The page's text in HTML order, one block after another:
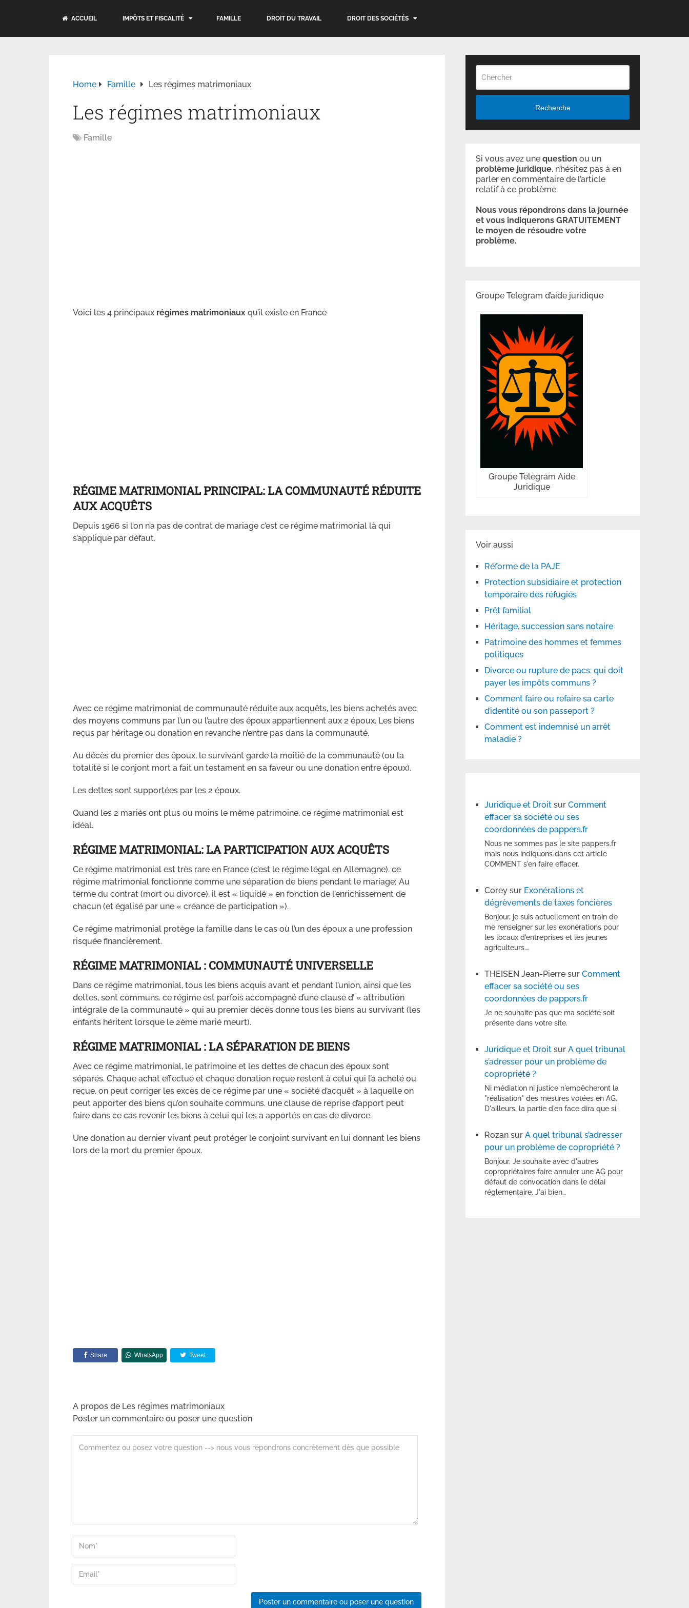
ACCUEIL IMPÔTS ET FISCALITÉ FAMILLE DROIT DU TRAVAIL DROIT DES SOCIÉTÉS
Home Famille Les régimes matrimoniaux
Les régimes matrimoniaux
Famille
Voici les 4 principaux régimes matrimoniaux qu’il existe en France
RÉGIME MATRIMONIAL PRINCIPAL: LA COMMUNAUTÉ RÉDUITE
AUX ACQUÊTS
Depuis 1966 si l’on n’a pas de contrat de mariage c’est ce régime matrimonial là qui
s’applique par défaut.
Avec ce régime matrimonial de communauté réduite aux acquêts, les biens achetés avec
des moyens communs par l’un ou l’autre des époux appartiennent aux 2 époux. Les biens
reçus par héritage ou donation en revanche n’entre pas dans la communauté.
Au décès du premier des époux, le survivant garde la moitié de la communauté (ou la
totalité si le conjont mort a fait un testament en sa faveur ou une donation entre époux).
Les dettes sont supportées par les 2 époux.
Quand les 2 mariés ont plus ou moins le même patrimoine, ce régime matrimonial est
idéal.
RÉGIME MATRIMONIAL: LA PARTICIPATION AUX ACQUÊTS
Ce régime matrimonial est très rare en France (c’est le régime légal en Allemagne). ce
régime matrimonial fonctionne comme une séparation de biens pendant le mariage; Au
terme du contrat (mort ou divorce), il est « liquidé » en fonction de l’enrichissement de
chacun (et égalisé par une « créance de participation »).
Ce régime matrimonial protège la famille dans le cas où l’un des époux a une profession
risquée financièrement.
RÉGIME MATRIMONIAL : COMMUNAUTÉ UNIVERSELLE
Dans ce régime matrimonial, tous les biens acquis avant et pendant l’union, ainsi que les
dettes, sont communs. ce régime est parfois accompagné d’une clause d’ « attribution
intégrale de la communauté » qui au premier décès donne tous les biens au survivant (les
enfants héritent lorsque le 2ème marié meurt).
RÉGIME MATRIMONIAL : LA SÉPARATION DE BIENS
Avec ce régime matrimonial, le patrimoine et les dettes de chacun des époux sont
séparés. Chaque achat effectué et chaque donation reçue restent à celui qui l’a acheté ou
reçue. on peut corriger les excès de ce régime par une « société d’acquêt » à laquelle on
peut apporter des biens qu’on souhaite communs. une clause de reprise d’apport peut
faire dans ce cas revenir les biens à celui qui les a apportés en cas de divorce.
Une donation au dernier vivant peut protéger le conjoint survivant en lui donnant les biens
lors de la mort du premier époux.
Share WhatsApp Tweet
A propos de Les régimes matrimoniaux
Poster un commentaire ou poser une question
Recherche
Si vous avez unequestion ou un
problème juridique, n’hésitez pas à en
parler en commentaire de l’article
relatif à ce problème.
Nous vous répondrons dans la journée
et vous indiquerons GRATUITEMENT
le moyen de résoudre votre
problème.
Groupe Telegram d’aide juridique
Groupe Telegram Aide
Juridique
Voir aussi
Réforme de la PAJE
Protection subsidiaire et protection
temporaire des réfugiés
Prêt familial
Héritage, succession sans notaire
Patrimoine des hommes et femmes
politiques
Divorce ou rupture de pacs: qui doit
payer les impôts communs ?
Comment faire ou refaire sa carte
d’identité ou son passeport ?
Comment est indemnisé un arrêt
maladie ?
Juridique et Droit surComment
effacer sa société ou ses
coordonnées de pappers.fr
Nous ne sommes pas le site pappers.fr
mais nous indiquons dans cet article
COMMENT s'en faire effacer.
Corey sur Exonérations et
dégrèvements de taxes foncières
Bonjour, je suis actuellement en train de
me renseigner sur les exonérations pour
les locaux d'entreprises et les jeunes
agriculteurs.…
THEISEN Jean-Pierre surComment
effacer sa société ou ses
coordonnées de pappers.fr
Je ne souhaite pas que ma société soit
présente dans votre site.
Juridique et Droit surA quel tribunal
s’adresser pour un problème de
copropriété ?
Ni médiation ni justice n'empêcheront la
"réalisation" des mesures votées en AG.
D'ailleurs, la partie d'en face dira que si…
Rozan surA quel tribunal s’adresser
pour un problème de copropriété ?
Bonjour, Je souhaite avec d'autres
copropriétaires faire annuler une AG pour
défaut de convocation dans le délai
réglementaire. J'ai bien…